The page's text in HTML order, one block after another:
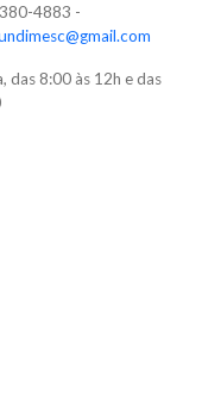
4883 -
das 8:00 às 12h e das